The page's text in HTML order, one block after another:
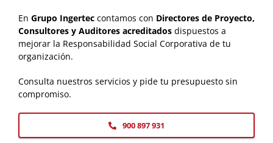
En Grupo Ingerteccontamos con Directores de Proyecto,
Consultores y Auditores acreditadosdispuestos a
mejorar la Responsabilidad Social Corporativa de tu
organización.
Consulta nuestros servicios y pide tu presupuesto sin
compromiso.
900 897 931